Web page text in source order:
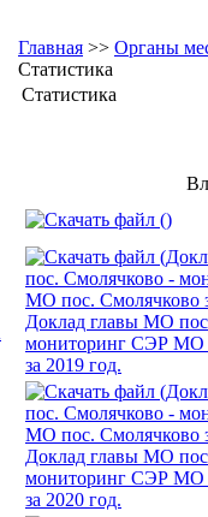
Главная >> Органы
Статистика
Статистика
Доклад главы МО
мониторинг СЭР МО
за 2019 год.
Доклад главы МО
мониторинг СЭР МО
за 2020 год.